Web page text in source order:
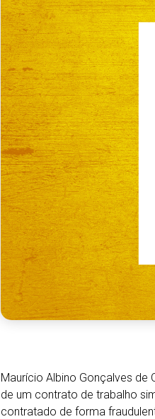
Maurício Albino Gonçalves de
de um contrato de trabalho
contratado de forma